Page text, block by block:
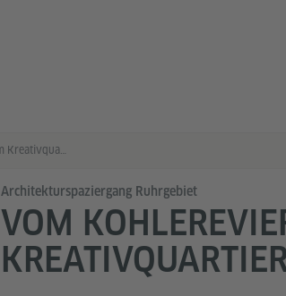
Vom Kohlerevier zum Kreativquartier
Architekturspaziergang Ruhrgebiet
VOM